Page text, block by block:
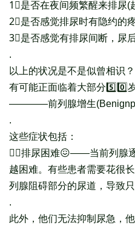
1⃣是否在夜间频繁醒来排尿(
2⃣是否感觉排尿时有隐约的
3⃣是否感觉有排尿间断，尿
.
以上的状况是不是似曾相识
有可能正面临着大部分5️⃣️0️⃣️
————前列腺增生(Be
.
这些症状包括：
👉🏻排尿困难😖——当前列腺
越困难。有些患者需要花很
列腺阻碍部分的尿道，导致
.
此外，他们无法抑制尿急，